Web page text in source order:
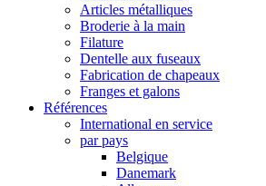
Articles métalliques
Broderie à la main
Filature
Dentelle aux fuseaux
Fabrication de chapeaux
Franges et galons
Références
International en service
par pays
Belgique
Danemark